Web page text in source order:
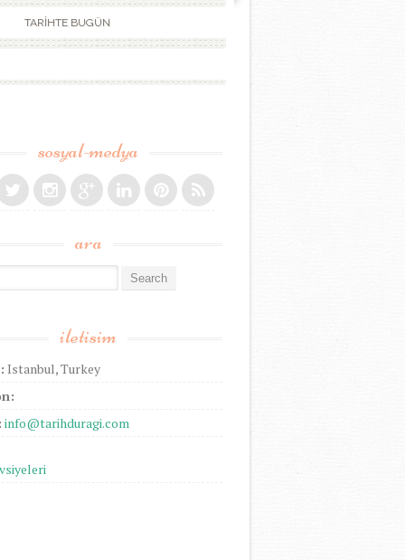
TARİHTE BUGÜN
sosyal-medya
ara
iletisim
Istanbul, Turkey
info@tarihduragi.com